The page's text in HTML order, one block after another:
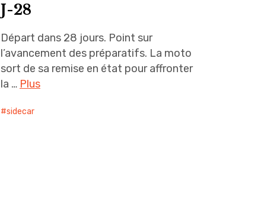
J-28
Départ dans 28 jours. Point sur
l’avancement des préparatifs. La moto
sort de sa remise en état pour affronter
la … Plus
sidecar